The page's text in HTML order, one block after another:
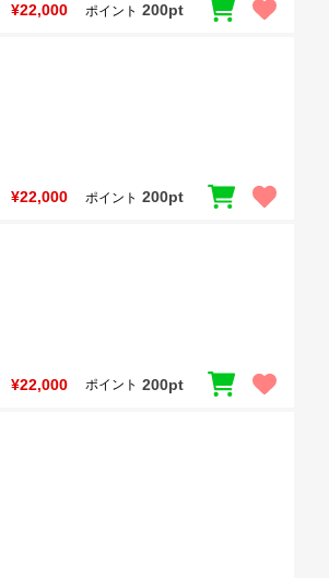
¥22,000 ポイント 200pt
¥22,000 ポイント 200pt
¥22,000 ポイント 200pt